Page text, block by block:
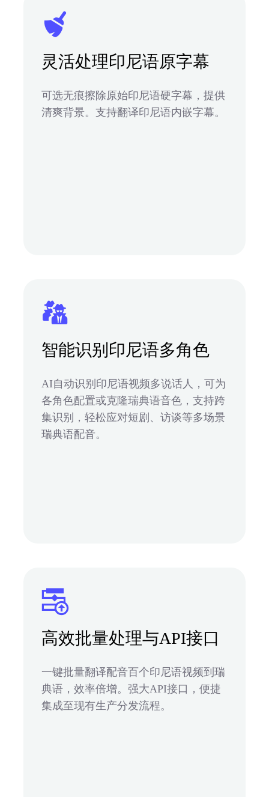
灵活处理印尼语原字幕
可选无痕擦除原始印尼语硬字幕，提供
清爽背景。支持翻译印尼语内嵌字幕。
智能识别印尼语多角色
AI自动识别印尼语视频多说话人，可为
各角色配置或克隆瑞典语音色，支持跨
集识别，轻松应对短剧、访谈等多场景
瑞典语配音。
高效批量处理与API接口
一键批量翻译配音百个印尼语视频到瑞
典语，效率倍增。强大API接口，便捷
集成至现有生产分发流程。